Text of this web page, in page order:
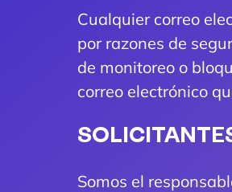
Cualquier correo
por razones de
de monitoreo o
correo electrónico
Somos el